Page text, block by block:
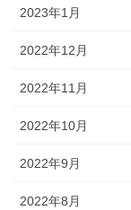
2023年1月
2022年12月
2022年11月
2022年10月
2022年9月
2022年8月